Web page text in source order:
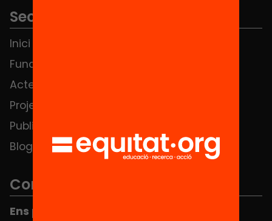
Seccions
Inici
Fundació
Actes
Projectes
Publicacions i vídeos
Blog
Contacte
Ens pots trobar al Hub Social